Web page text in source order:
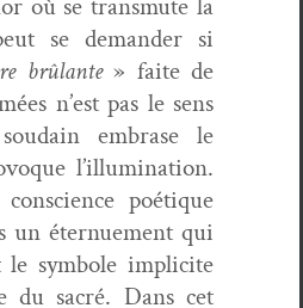
se deman­der si
brûlante» faite de
n’est pas le sens
embrase le
l’illumination.
poé­tique
un éter­nue­ment qui
sym­bole implicite
du sacré. Dans cet